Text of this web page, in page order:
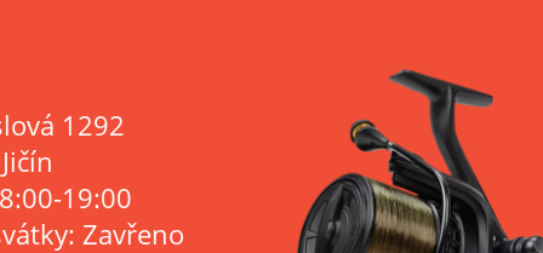
1292
19:00
Zavřeno